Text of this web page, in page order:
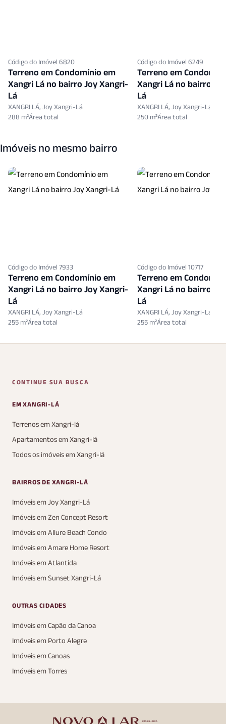
Código do Imóvel 6820
Terreno em Condomínio em
Xangri Lá no bairro Joy Xangri-
Lá
XANGRI LÁ, Joy Xangri-Lá
288 m²
Código do Imóvel 6249
Terreno em
Xangri Lá no bairro
Lá
XANGRI LÁ, Joy Xangri-Lá
250 m²
Imóveis no mesmo bairro
Código do Imóvel 7933
Terreno em Condomínio em
Xangri Lá no bairro Joy Xangri-
Lá
XANGRI LÁ, Joy Xangri-Lá
255 m²
Código do Imóvel 10717
Terreno em
Xangri Lá no bairro
Lá
XANGRI LÁ, Joy Xangri-Lá
255 m²
CONTINUE SUA BUSCA
EM XANGRI-LÁ
Terrenos em Xangri-lá
Apartamentos em Xangri-lá
Todos os imóveis em Xangri-lá
BAIRROS DE XANGRI-LÁ
Imóveis em Joy Xangri-Lá
Imóveis em Zen Concept Resort
Imóveis em Allure Beach Condo
Imóveis em Amare Home Resort
Imóveis em Atlantida
Imóveis em Sunset Xangri-Lá
OUTRAS CIDADES
Imóveis em Capão da Canoa
Imóveis em Porto Alegre
Imóveis em Canoas
Imóveis em Torres